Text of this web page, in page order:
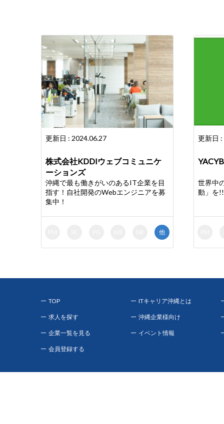
更新日 : 2024.06.27
株式会社KDDIウェブコミュニケ
ーションズ
沖縄で最も働きがいのあるIT企業を目
指す！自社開発のWebエンジニアを募
集中！
他
更新日
世界中
動」を!!
TOP ITキャリア沖縄とは
求人を探す 沖縄企業様向け
企業一覧を見る イベント情報
会員登録する